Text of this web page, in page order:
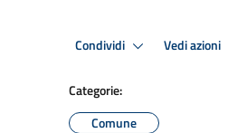
Condividi Vedi azioni
Categorie:
Comune